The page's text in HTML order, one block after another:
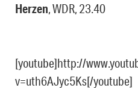
Herzen, WDR, 23.40
[youtube]http://
v=uth6AJyc5Ks[/youtube]